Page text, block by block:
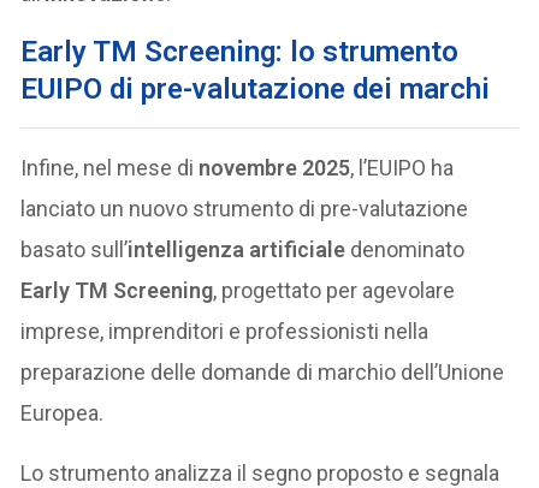
Early TM Screening: lo strumento
EUIPO di pre-valutazione dei marchi
Infine, nel mese di novembre 2025, l’EUIPO ha
lanciato un nuovo strumento di pre-valutazione
basato sull’intelligenza artificiale denominato
Early TM Screening, progettato per agevolare
imprese, imprenditori e professionisti nella
preparazione delle domande di marchio dell’Unione
Europea.
Lo strumento analizza il segno proposto e segnala